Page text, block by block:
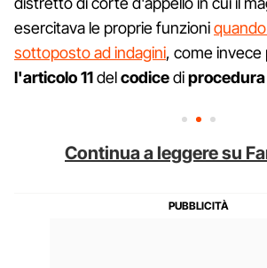
esercitava le proprie funzioni
sottoposto ad indagini, come invece
l'articolo11delcodicediprocedura
Continua a leggere su